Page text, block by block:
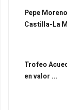
Pepe
Castilla-La
Trofeo
en valor ...